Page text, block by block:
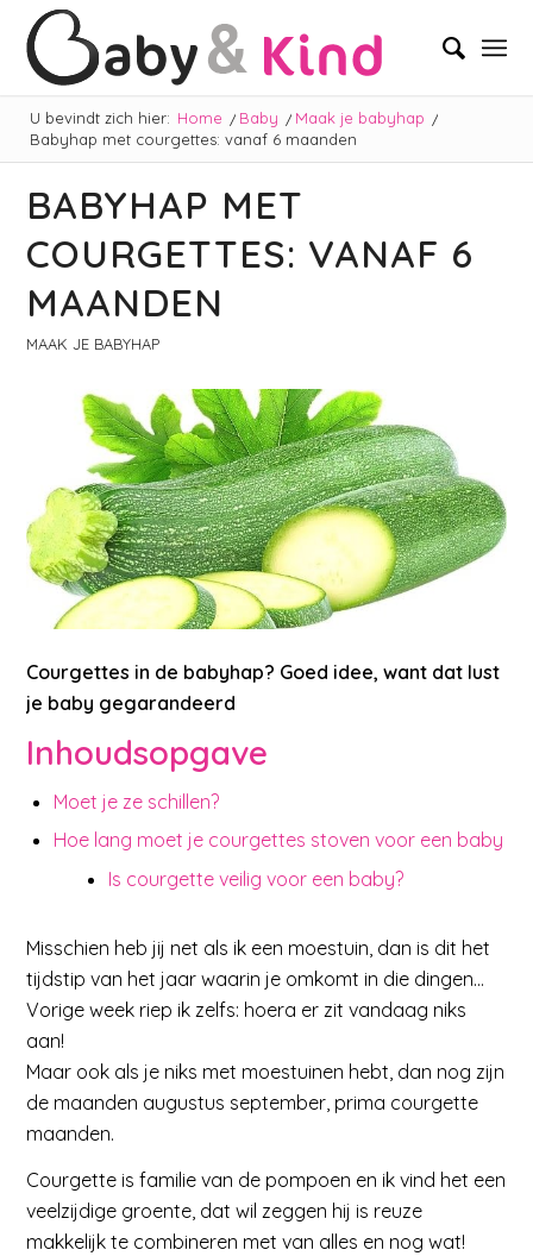
U bevindt zich hier: Home / Baby / Maak je babyhap /
Babyhap met courgettes: vanaf 6 maanden
BABYHAP MET
COURGETTES: VANAF 6
MAANDEN
MAAK JE BABYHAP
Courgettes in de babyhap? Goed idee, want dat lust
je baby gegarandeerd
Inhoudsopgave
Moet je ze schillen?
Hoe lang moet je courgettes stoven voor een baby
Is courgette veilig voor een baby?
Misschien heb jij net als ik een moestuin, dan is dit het
tijdstip van het jaar waarin je omkomt in die dingen…
Vorige week riep ik zelfs: hoera er zit vandaag niks
aan!
Maar ook als je niks met moestuinen hebt, dan nog zijn
de maanden augustus september, prima courgette
maanden.
Courgette is familie van de pompoen en ik vind het een
veelzijdige groente, dat wil zeggen hij is reuze
makkelijk te combineren met van alles en nog wat!
schreef: